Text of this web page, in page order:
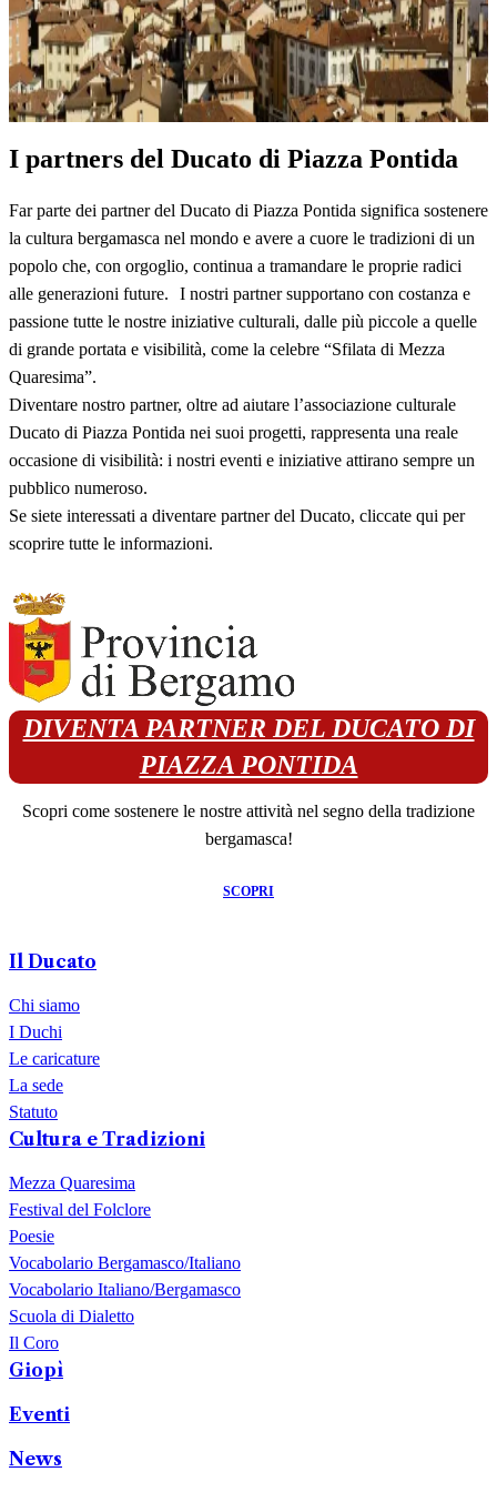
I partners del Ducato di Piazza Pontida
Far parte dei partner del Ducato di Piazza Pontida significa sostenere
la cultura bergamasca nel mondo e avere a cuore le tradizioni di un
popolo che, con orgoglio, continua a tramandare le proprie radici
alle generazioni future. I nostri partner supportano con costanza e
passione tutte le nostre iniziative culturali, dalle più piccole a quelle
di grande portata e visibilità, come la celebre “Sfilata di Mezza
Quaresima”.
Diventare nostro partner, oltre ad aiutare l’associazione culturale
Ducato di Piazza Pontida nei suoi progetti, rappresenta una reale
occasione di visibilità: i nostri eventi e iniziative attirano sempre un
pubblico numeroso.
Se siete interessati a diventare partner del Ducato, cliccate qui per
scoprire tutte le informazioni.
DIVENTA PARTNER DEL DUCATO DI
PIAZZA PONTIDA
Scopri come sostenere le nostre attività nel segno della tradizione
bergamasca!
SCOPRI
Il Ducato
Chi siamo
I Duchi
Le caricature
La sede
Statuto
Cultura e Tradizioni
Mezza Quaresima
Festival del Folclore
Poesie
Vocabolario Bergamasco/Italiano
Vocabolario Italiano/Bergamasco
Scuola di Dialetto
Il Coro
Giopì
Eventi
News